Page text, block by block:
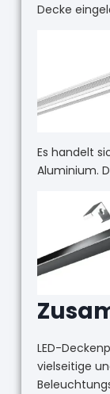
Decke
Es handelt
Aluminium.
LED-
vielseitige